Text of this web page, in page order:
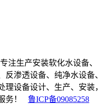
注生产安装软化水设备、
渗透设备、纯净水设备、
设备设计、生产、安装，
务！ 鲁ICP备09085258